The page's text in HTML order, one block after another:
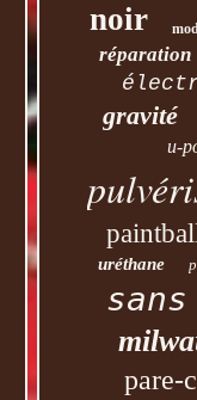
noir
réparation
gravité
u-
uréthane
pare-